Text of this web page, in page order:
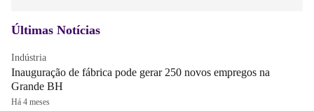
Últimas Notícias
Indústria
Inauguração de fábrica pode gerar 250 novos empregos na
Grande BH
Há 4 meses